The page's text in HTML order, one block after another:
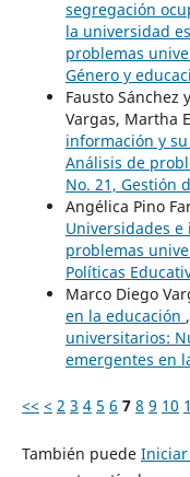
segregación
la universidad
problemas
Género y
Fausto Sánchez
Vargas, Martha
información y
Análisis de
No. 21, Gestión
Angélica Pino
Universidades e
problemas
Políticas
Marco Diego
en la educación ,
universitarios:
emergentes en
<< < 2 3 4 5 6 7 8 9 10
También puede Iniciar